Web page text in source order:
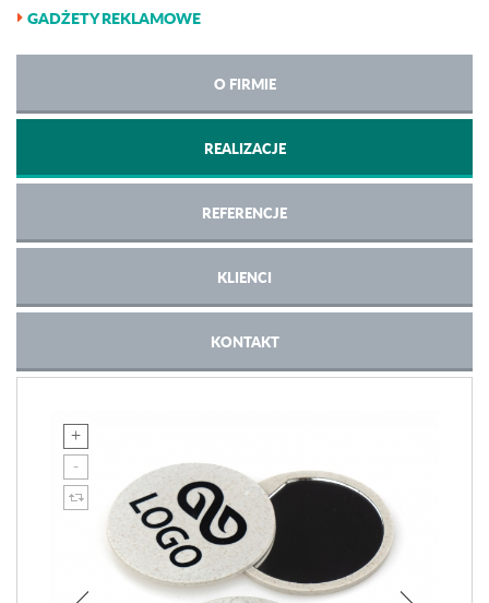
GADŻETY REKLAMOWE
O FIRMIE
REALIZACJE
REFERENCJE
KLIENCI
KONTAKT